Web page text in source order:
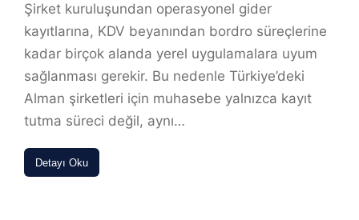
Şirket kuruluşundan operasyonel gider
kayıtlarına, KDV beyanından bordro süreçlerine
kadar birçok alanda yerel uygulamalara uyum
sağlanması gerekir. Bu nedenle Türkiye’deki
Alman şirketleri için muhasebe yalnızca kayıt
tutma süreci değil, aynı…
Detayı Oku